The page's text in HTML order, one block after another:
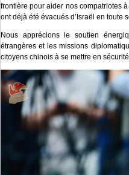
frontière pour aider nos compatriotes
ont déjà été évacués d’Israël en toute
Nous apprécions le soutien
étrangères et les missions
citoyens chinois à se mettre en